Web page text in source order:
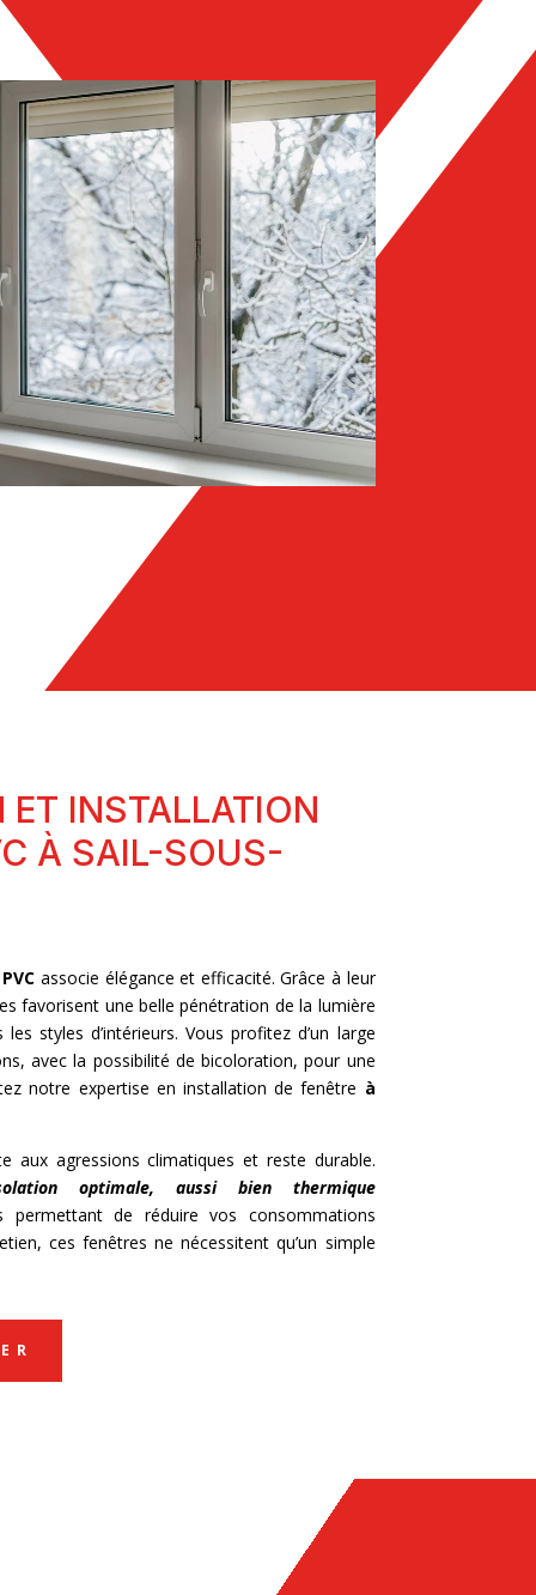
INSTALLATION
À SAIL-SOUS-
PVC associe élégance et efficacité. Grâce à leur
favorisent une belle pénétration de la lumière
styles d’intérieurs. Vous profitez d’un large
avec la possibilité de bicoloration, pour une
notre expertise en installation de fenêtre à
aux agressions climatiques et reste durable.
optimale, aussi bien thermique
de réduire vos consommations
ces fenêtres ne nécessitent qu’un simple